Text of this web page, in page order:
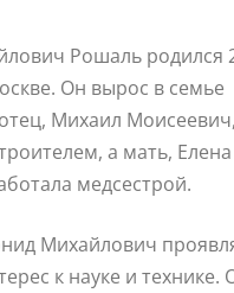
Рошаль родился
Он вырос в семье
Михаил
а мать, Елена
медсестрой.
Михайлович
к науке и технике.